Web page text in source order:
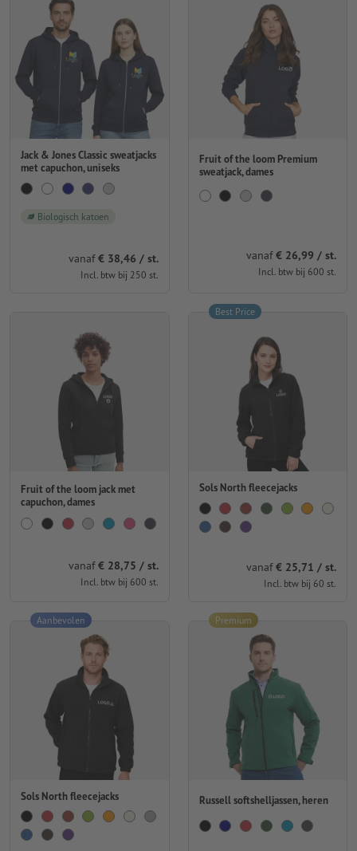
Jack & Jones Classic sweatjacks
met capuchon, uniseks
Biologisch katoen
vanaf€ 38,46 / st.
Incl. btw bij 250 st.
Fruit of the loom Premium
sweatjack, dames
vanaf€ 26,99 / st.
Incl. btw bij 600 st.
Fruit of the loom jack met
capuchon, dames
vanaf€ 28,75 / st.
Incl. btw bij 600 st.
Sols North fleecejacks
vanaf€ 25,71 / st.
Incl. btw bij 60 st.
Best Price
Sols North fleecejacks
Aanbevolen
Russell softshelljassen, heren
Premium